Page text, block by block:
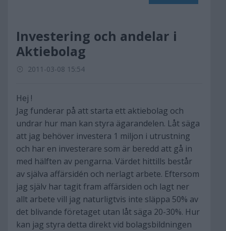
Investering och andelar i
Aktiebolag
2011-03-08 15:54
Hej !
Jag funderar på att starta ett aktiebolag och
undrar hur man kan styra ägarandelen. Låt säga
att jag behöver investera 1 miljon i utrustning
och har en investerare som är beredd att gå in
med hälften av pengarna. Värdet hittills består
av själva affärsidén och nerlagt arbete. Eftersom
jag själv har tagit fram affärsiden och lagt ner
allt arbete vill jag naturligtvis inte släppa 50% av
det blivande företaget utan låt säga 20-30%. Hur
kan jag styra detta direkt vid bolagsbildningen